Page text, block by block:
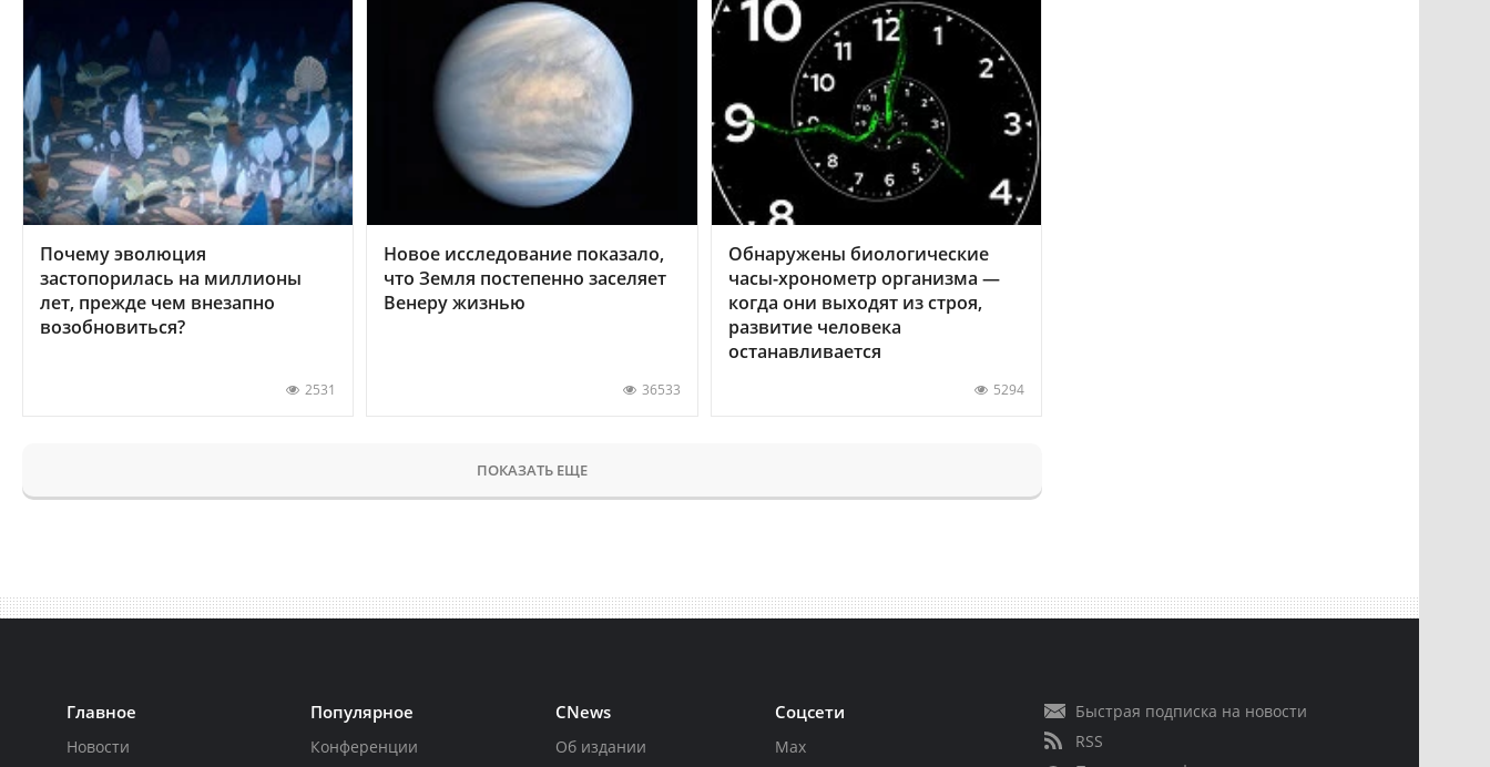
Почему эволюция
застопорилась на миллионы
лет, прежде чем внезапно
возобновиться?
2531
Новое исследование показало,
что Земля постепенно заселяет
Венеру жизнью
36533
Обнаружены биологические
часы-хронометр организма —
когда они выходят из строя,
развитие человека
останавливается
5294
ПОКАЗАТЬ ЕЩЕ
Главное
Новости
Популярное
Конференции
CNews
Об издании
Соцсети
Max
Быстрая подписка на новости
RSS